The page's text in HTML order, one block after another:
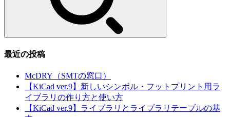
最近の投稿
McDRY（SMTの窓口）
【KiCad ver.9】新しいシンボル・フットプリント用ラ
イブラリの作り方と使い方
【KiCad ver.9】ライブラリとライブラリテーブルの基